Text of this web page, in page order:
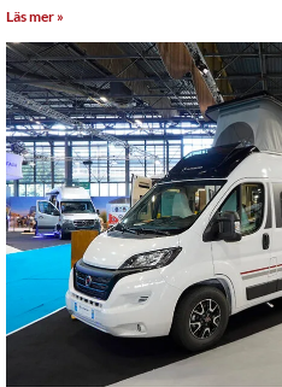
Läs mer »